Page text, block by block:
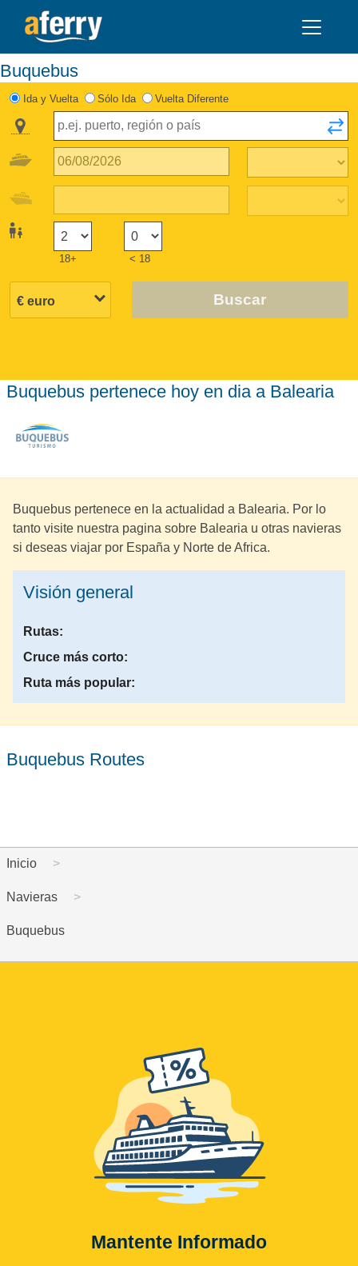
Buquebus
Ida y Vuelta Sólo Ida Vuelta Diferente
18+ < 18
Buscar
Buquebus pertenece hoy en dia a Balearia
Buquebus pertenece en la actualidad a Balearia. Por lo
tanto visite nuestra pagina sobre Balearia u otras navieras
si deseas viajar por España y Norte de Africa.
Visión general
Rutas:
Cruce más corto:
Ruta más popular:
Buquebus Routes
Inicio
Navieras
Buquebus
Mantente Informado